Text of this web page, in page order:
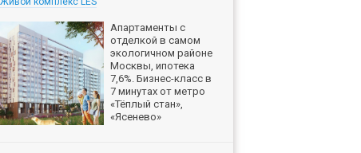
Апартаменты с
отделкой в самом
экологичном районе
Москвы, ипотека
7,6%. Бизнес-класс в
7 минутах от метро
«Тёплый стан»,
«Ясенево»